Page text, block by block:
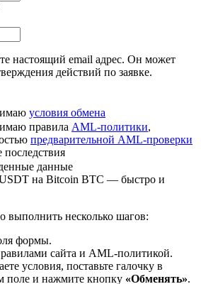
настоящий email адрес. Он может
действий по заявке.
условия обмена
правила AML-политики,
предварительной AML-проверки
данные
на Bitcoin BTC — быстро и
выполнить несколько шагов:
формы.
сайта и AML-политикой.
условия, поставьте галочку в
поле и нажмите кнопку «Обменять».